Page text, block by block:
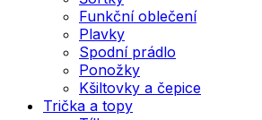
Funkční oblečení
Plavky
Spodní prádlo
Ponožky
Kšiltovky a čepice
Trička a topy